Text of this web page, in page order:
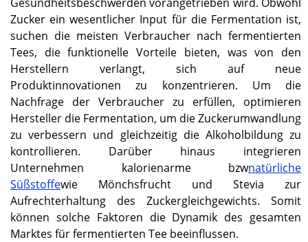
Jahr 2025 einen Umsatz
von 1,36 Milliarden US-
Dollar und wird im
Prognosezeitraum
voraussichtlich mit einer
jährlichen Wachstumsrate
von 8,90 % wachsen.
Jahr 2025 1,98 Milliarden
US-Dollar und machte
etwa 36,85 % des
weltweiten
Marktumsatzes aus.
Japan
Der japanische Markt
erreichte im Jahr 2025 ein
Volumen von 0,23
Milliarden US-Dollar, was
etwa 4,23 % des
weltweiten
Marktumsatzes
entspricht.
Zucker ein wesentlicher Input für die Fermentation ist,
suchen die meisten Verbraucher nach fermentierten
Tees, die funktionelle Vorteile bieten, was von den
Herstellern verlangt, sich auf neue
Produktinnovationen zu konzentrieren. Um die
Nachfrage der Verbraucher zu erfüllen, optimieren
Hersteller die Fermentation, um die Zuckerumwandlung
zu verbessern und gleichzeitig die Alkoholbildung zu
kontrollieren. Darüber hinaus integrieren
Unternehmen kalorienarme bzwnatürliche
Süßstoffewie Mönchsfrucht und Stevia zur
Aufrechterhaltung des Zuckergleichgewichts. Somit
können solche Faktoren die Dynamik des gesamten
Marktes für fermentierten Tee beeinflussen.